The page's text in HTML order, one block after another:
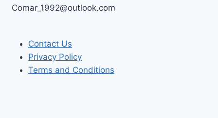
Comar_1992@outlook.com
Contact Us
Privacy Policy
Terms and Conditions